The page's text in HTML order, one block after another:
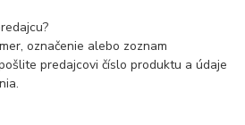
označenie alebo zoznam
predajcovi číslo produktu a údaje